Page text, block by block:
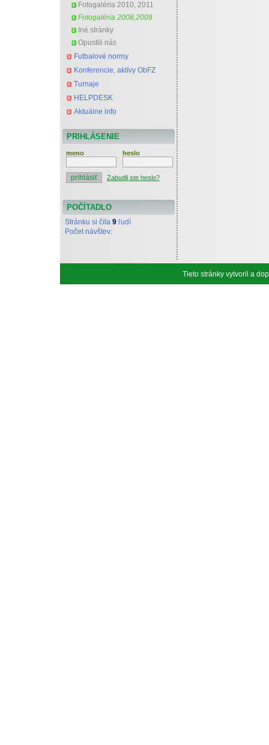
Fotogaléria 2010, 2011
Fotogaléria 2008,2009
Iné stránky
Opustili nás
Futbalové normy
Konferencie, aktívy ObFZ
Turnaje
HELPDESK
Aktuálne info
PRIHLÁSENIE
meno heslo
Zabudli ste heslo?
POČÍTADLO
Stránku si číta 9 ľudí
Počet návštev:
Tieto stránky vytvoril a